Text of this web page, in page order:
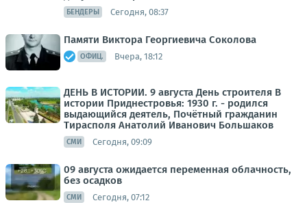
БЕНДЕРЫ Сегодня, 08:37
Памяти Виктора Георгиевича Соколова
ОФИЦ. Вчера, 18:12
ДЕНЬ В ИСТОРИИ. 9 августа День строителя В
истории Приднестровья: 1930 г. - родился
выдающийся деятель, Почётный гражданин
Тирасполя Анатолий Иванович Большаков
СМИ Сегодня, 09:09
09 августа ожидается переменная облачность,
без осадков
СМИ Сегодня, 07:12